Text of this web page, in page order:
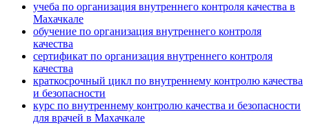
учеба по организация внутреннего контроля качества в
Махачкале
обучение по организация внутреннего контроля
качества
сертификат по организация внутреннего контроля
качества
краткосрочный цикл по внутреннему контролю качества
и безопасности
курс по внутреннему контролю качества и безопасности
для врачей в Махачкале